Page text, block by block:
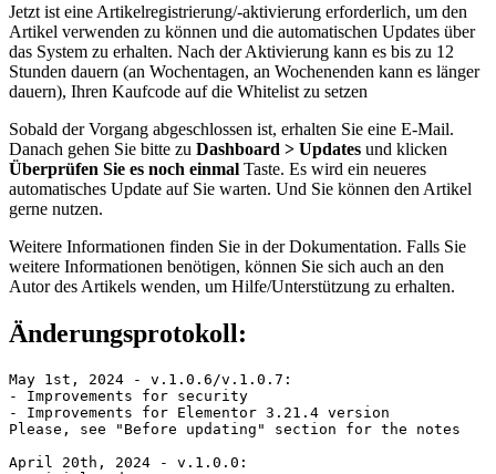
Jetzt ist eine Artikelregistrierung/-aktivierung erforderlich, um den
Artikel verwenden zu können und die automatischen Updates über
das System zu erhalten. Nach der Aktivierung kann es bis zu 12
Stunden dauern (an Wochentagen, an Wochenenden kann es länger
dauern), Ihren Kaufcode auf die Whitelist zu setzen
Sobald der Vorgang abgeschlossen ist, erhalten Sie eine E-Mail.
Danach gehen Sie bitte zu Dashboard > Updates und klicken
Überprüfen Sie es noch einmal Taste. Es wird ein neueres
automatisches Update auf Sie warten. Und Sie können den Artikel
gerne nutzen.
Weitere Informationen finden Sie in der Dokumentation. Falls Sie
weitere Informationen benötigen, können Sie sich auch an den
Autor des Artikels wenden, um Hilfe/Unterstützung zu erhalten.
Änderungsprotokoll:
May 1st, 2024 - v.1.0.6/v.1.0.7:
- Improvements for security
- Improvements for Elementor 3.21.4 version
Please, see "Before updating" section for the notes
April 20th, 2024 - v.1.0.0: